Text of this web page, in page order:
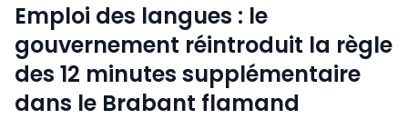
Emploi des langues : le
gouvernement réintroduit la règle
des 12 minutes supplémentaire
dans le Brabant flamand